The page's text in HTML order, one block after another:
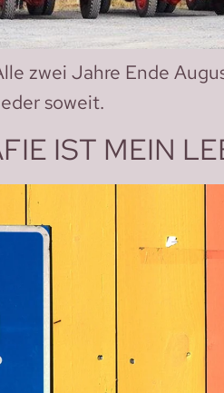
zwei Jahre Ende
soweit.
IST MEIN